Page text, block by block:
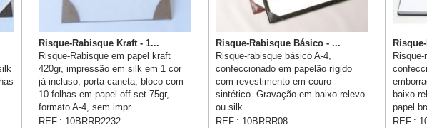
Risque-Rabisque Kraft - 1...
Risque-Rabisque em papel kraft
420gr, impressão em silk em 1 cor
já incluso, porta-caneta, bloco com
10 folhas em papel off-set 75gr,
formato A-4, sem impr...
REF.: 10BRRR2232
Risque-Rabisque Básico - ...
Risque-rabisque básico A-4,
confeccionado em papelão rígido
com revestimento em couro
sintético. Gravação em baixo relevo
ou silk.
REF.: 10BRRR08
baixo
papel
REF.: